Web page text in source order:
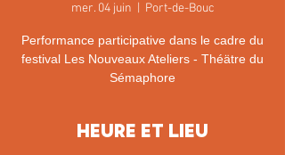
mer. 04 juin Port-de-Bouc
Performance participative dans le cadre du
festival Les Nouveaux Ateliers - Théätre du
Sémaphore
Heure et lieu